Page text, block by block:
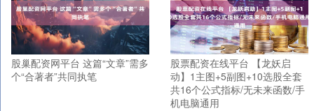
股巢配资网平台 这篇“文章”需多
个“合著者”共同执笔
股票配资在线平台 【龙妖启
动】1主图+5副图+10选股全套
共16个公式指标/无未来函数/手
机电脑通用